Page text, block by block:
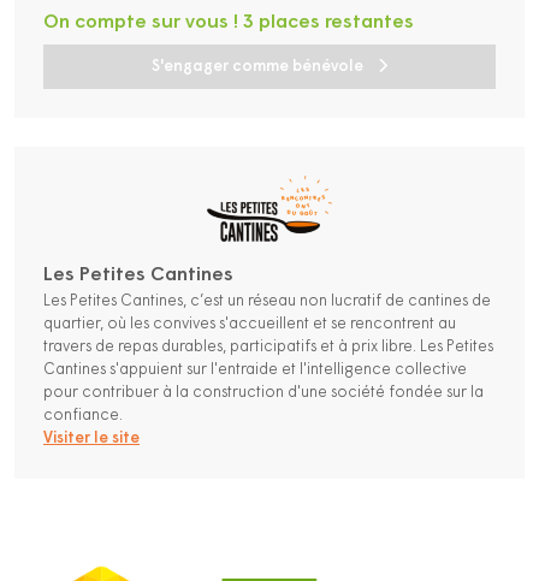
S'engager comme bénévole
On compte sur vous ! 3 places restantes
Les Petites Cantines
Les Petites Cantines, c’est un réseau non lucratif de cantines de
quartier, où les convives s'accueillent et se rencontrent au
travers de repas durables, participatifs et à prix libre. Les Petites
Cantines s'appuient sur l'entraide et l'intelligence collective
pour contribuer à la construction d'une société fondée sur la
confiance.
Visiter le site